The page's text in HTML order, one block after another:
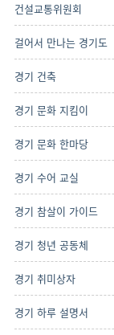
건설교통위원회
걸어서 만나는 경기도
경기 건축
경기 문화 지킴이
경기 문화 한마당
경기 수어 교실
경기 참살이 가이드
경기 청년 공동체
경기 취미상자
경기 하루 설명서